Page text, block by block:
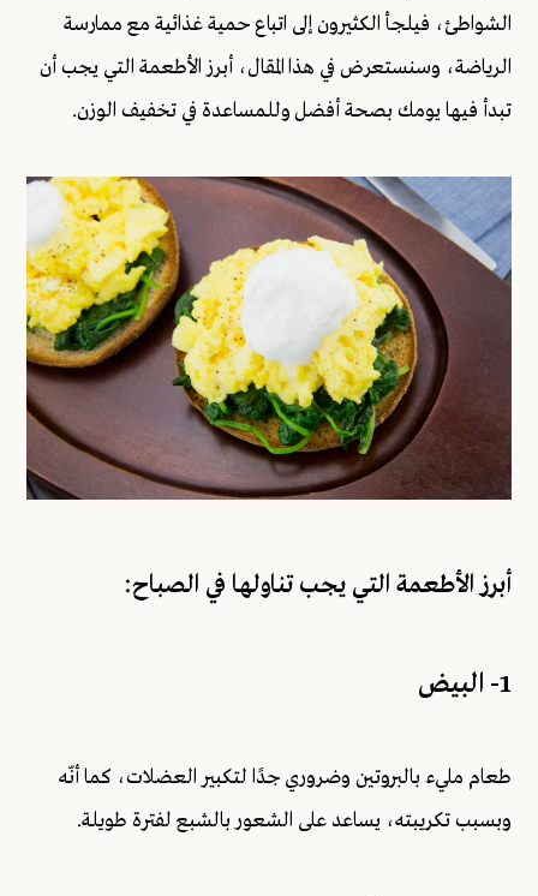
الشواطئ، فيلجأ الكثيرون إلى اتباع حمية غذائية مع ممارسة
الرياضة، وسنستعرض في هذا المقال، أبرز الأطعمة التي يجب أن
تبدأ فيها يومك بصحة أفضل وللمساعدة في تخفيف الوزن.
أبرز الأطعمة التي يجب تناولها في الصباح:
1- البيض
طعام مليء بالبروتين وضروري جدًا لتكبير العضلات، كما أنّه
وبسبب تكريبته، يساعد على الشعور بالشبع لفترة طويلة.